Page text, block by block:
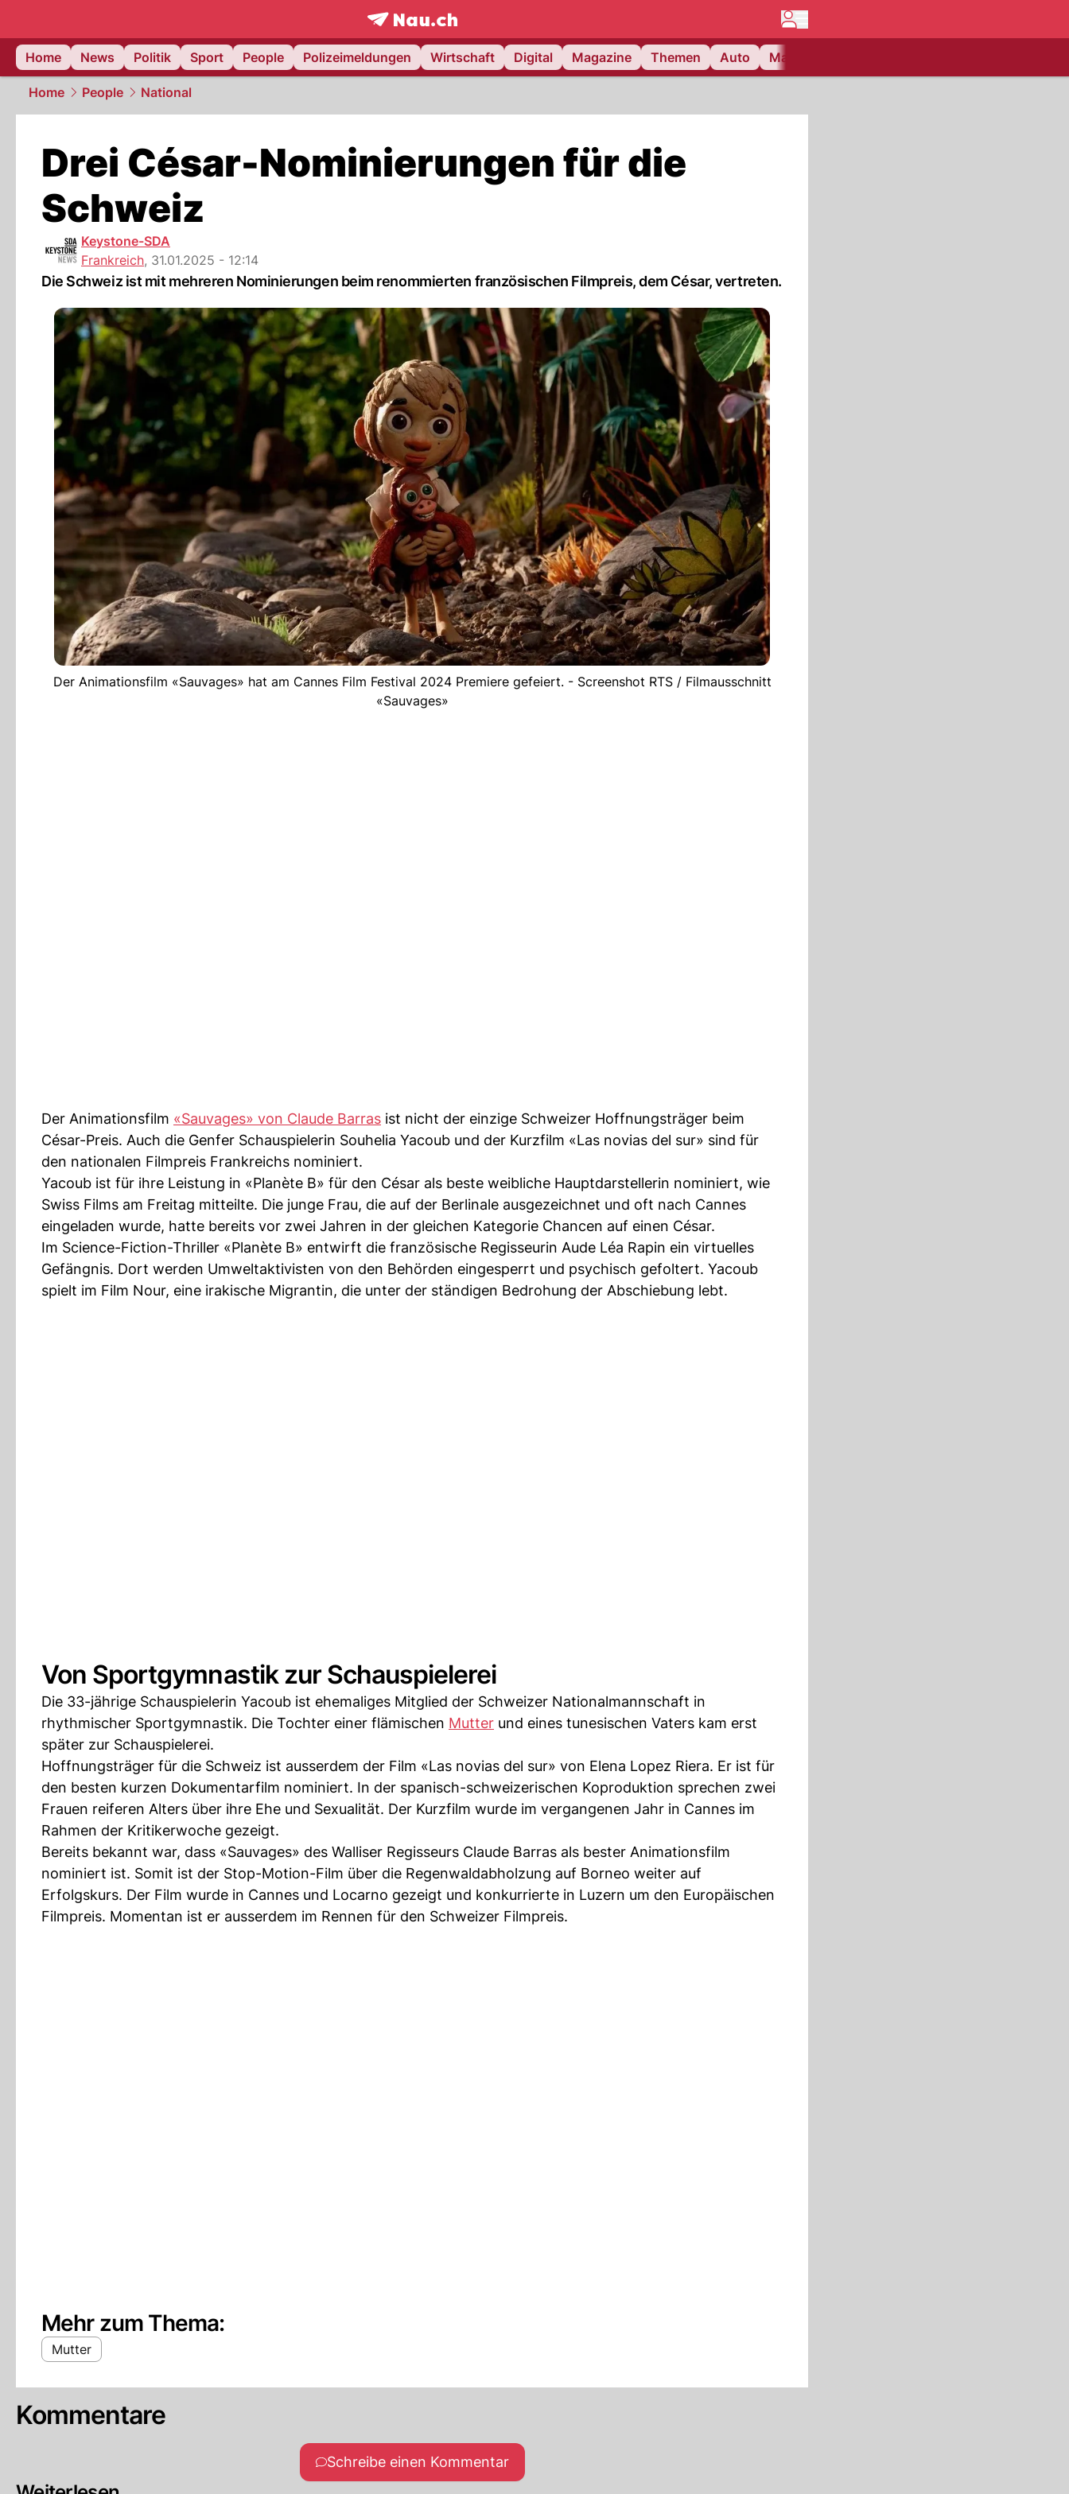
frontpage.NAU.ch
Home
News Politik Sport People Polizeimeldungen Wirtschaft Digital Magazine Themen Auto Matchcenter
Home People National
Drei César-Nominierungen für die
Schweiz
Keystone-SDA
Frankreich, 31.01.2025 - 12:14
Die Schweiz ist mit mehreren Nominierungen beim renommierten französischen Filmpreis, dem César, vertreten.
Der Animationsfilm «Sauvages» hat am Cannes Film Festival 2024 Premiere gefeiert. - Screenshot RTS / Filmausschnitt
«Sauvages»
Der Animationsfilm «Sauvages» von Claude Barras ist nicht der einzige Schweizer Hoffnungsträger beim
César-Preis. Auch die Genfer Schauspielerin Souhelia Yacoub und der Kurzfilm «Las novias del sur» sind für
den nationalen Filmpreis Frankreichs nominiert.
Yacoub ist für ihre Leistung in «Planète B» für den César als beste weibliche Hauptdarstellerin nominiert, wie
Swiss Films am Freitag mitteilte. Die junge Frau, die auf der Berlinale ausgezeichnet und oft nach Cannes
eingeladen wurde, hatte bereits vor zwei Jahren in der gleichen Kategorie Chancen auf einen César.
Im Science-Fiction-Thriller «Planète B» entwirft die französische Regisseurin Aude Léa Rapin ein virtuelles
Gefängnis. Dort werden Umweltaktivisten von den Behörden eingesperrt und psychisch gefoltert. Yacoub
spielt im Film Nour, eine irakische Migrantin, die unter der ständigen Bedrohung der Abschiebung lebt.
Von Sportgymnastik zur Schauspielerei
Die 33-jährige Schauspielerin Yacoub ist ehemaliges Mitglied der Schweizer Nationalmannschaft in
rhythmischer Sportgymnastik. Die Tochter einer flämischen Mutter und eines tunesischen Vaters kam erst
später zur Schauspielerei.
Hoffnungsträger für die Schweiz ist ausserdem der Film «Las novias del sur» von Elena Lopez Riera. Er ist für
den besten kurzen Dokumentarfilm nominiert. In der spanisch-schweizerischen Koproduktion sprechen zwei
Frauen reiferen Alters über ihre Ehe und Sexualität. Der Kurzfilm wurde im vergangenen Jahr in Cannes im
Rahmen der Kritikerwoche gezeigt.
Bereits bekannt war, dass «Sauvages» des Walliser Regisseurs Claude Barras als bester Animationsfilm
nominiert ist. Somit ist der Stop-Motion-Film über die Regenwaldabholzung auf Borneo weiter auf
Erfolgskurs. Der Film wurde in Cannes und Locarno gezeigt und konkurrierte in Luzern um den Europäischen
Filmpreis. Momentan ist er ausserdem im Rennen für den Schweizer Filmpreis.
Mehr zum Thema:
Mutter
Kommentare
Schreibe einen Kommentar